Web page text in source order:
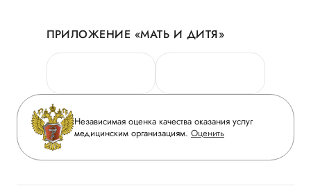
Новости
Руководство
Сотрудничество
Инвесторам
Журнал «Мать и дитя»
Вакансии
Медицинский туризм
Личный кабинет
Персональные данные
Горячая линия качества
Вопрос-ответ
Приложение пациента
Статьи
ПРИЛОЖЕНИЕ «МАТЬ И ДИТЯ»
Независимая оценка качества оказания услуг
медицинским организациям. Оценить